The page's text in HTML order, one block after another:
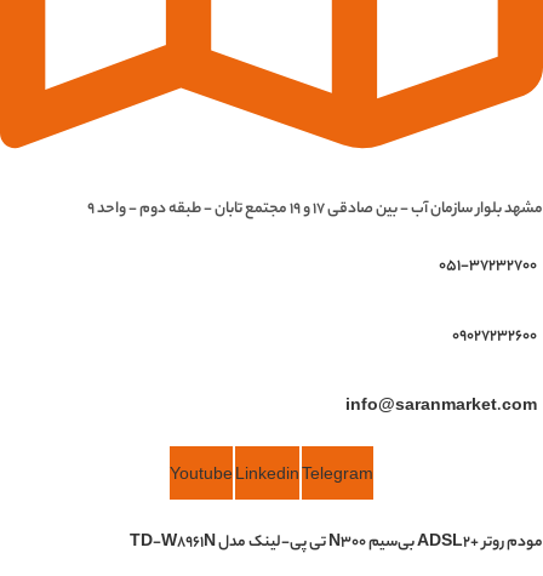
مشهد بلوار سازمان آب - بین صادقی 17 و 19 مجتمع تابان - طبقه دوم - واحد 9
051-37232700
09027232600
info@saranmarket.com
Telegram
Linkedin
Youtube
مودم روتر +ADSL2 بی‌سیم N300 تی پی-لینک مدل TD-W8961N